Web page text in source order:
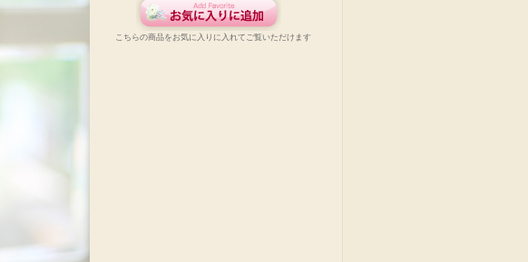
こちらの商品をお気に入りに入れてご覧いただけます